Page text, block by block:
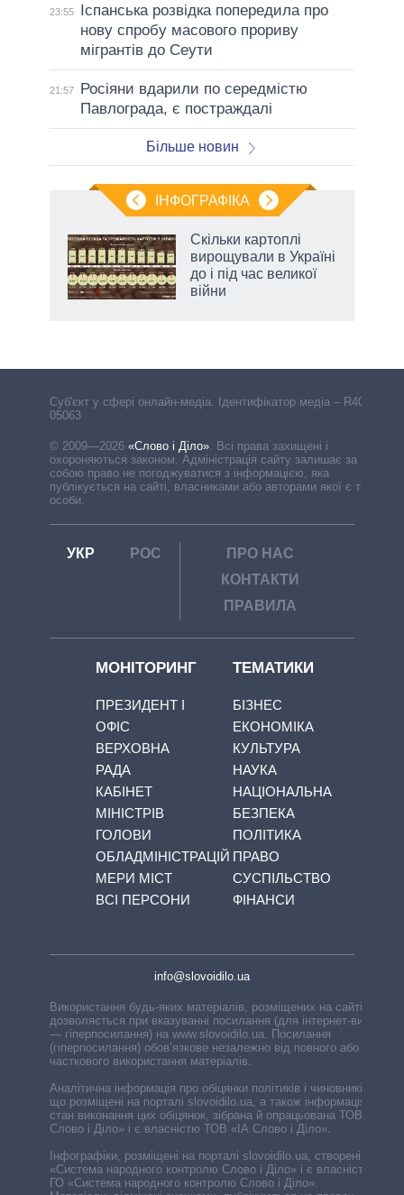
23:55
Іспанська розвідка попередила про
нову спробу масового прориву
мігрантів до Сеути
21:57
Росіяни вдарили по середмістю
Павлограда, є постраждалі
Більше новин
ІНФОГРАФІКА
Скільки картоплі
вирощували в Україні
до і під час великої
війни
Cуб'єкт у сфері онлайн-медіа. Ідентифікатор медіа – R40-
05063
© 2009—2026 «Слово і Діло» Всі права захищені і
охороняються законом. Адміністрація сайту залишає за
собою право не погоджуватися з інформацією, яка
публікується на сайті, власниками або авторами якої є треті
особи.
УКР РОС
ПРО НАС
КОНТАКТИ
ПРАВИЛА
МОНІТОРИНГ
ПРЕЗИДЕНТ І
ОФІС
ВЕРХОВНА
РАДА
КАБІНЕТ
МІНІСТРІВ
ГОЛОВИ
ОБЛАДМІНІСТРАЦІЙ
МЕРИ МІСТ
ВСІ ПЕРСОНИ
ТЕМАТИКИ
БІЗНЕС
ЕКОНОМІКА
КУЛЬТУРА
НАУКА
НАЦІОНАЛЬНА
БЕЗПЕКА
ПОЛІТИКА
ПРАВО
СУСПІЛЬСТВО
ФІНАНСИ
info@slovoidilo.ua
Використання будь-яких матеріалів, розміщених на сайті,
дозволяється при вказуванні посилання (для інтернет-видань
— гіперпосилання) на www.slovoidilo.ua. Посилання
(гіперпосилання) обов’язкове незалежно від повного або
часткового використання матеріалів.
Аналітична інформація про обіцянки політиків і чиновників,
що розміщені на порталі slovoidilo.ua, а також інформація про
стан виконання цих обіцянок, зібрана й опрацьована ТОВ «ІА
Слово і Діло» і є власністю ТОВ «ІА Слово і Діло».
Інфографіки, розміщені на порталі slovoidilo.ua, створені ГО
«Система народного контролю Слово і Діло» і є власністю
ГО «Система народного контролю Слово і Діло».